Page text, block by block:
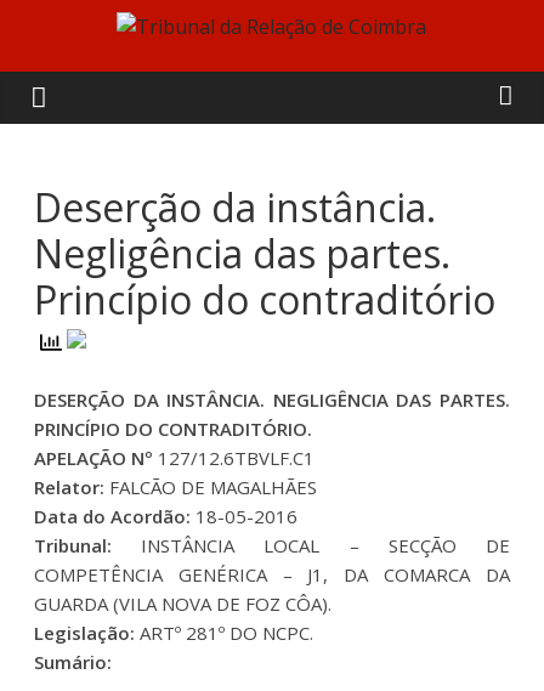
content
Tribunal
da
Relação
de
Coimbra
Deserção da instância.
Negligência das partes.
Princípio do contraditório
DESERÇÃO DA INSTÂNCIA. NEGLIGÊNCIA DAS PARTES.
PRINCÍPIO DO CONTRADITÓRIO.
APELAÇÃO Nº 127/12.6TBVLF.C1
Relator: FALCÃO DE MAGALHÃES
Data do Acordão: 18-05-2016
Tribunal: INSTÂNCIA LOCAL – SECÇÃO DE
COMPETÊNCIA GENÉRICA – J1, DA COMARCA DA
GUARDA (VILA NOVA DE FOZ CÔA).
Legislação:ARTº 281º DO NCPC.
Sumário: